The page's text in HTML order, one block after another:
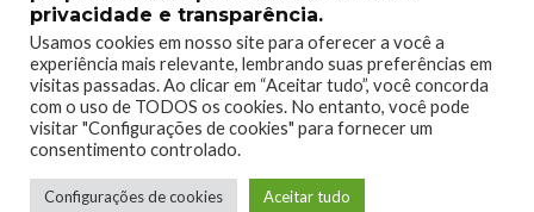
0 0
0
privacidade e transparência.
Usamos cookies em nosso site para oferecer a você a
experiência mais relevante, lembrando suas preferências em
visitas passadas. Ao clicar em “Aceitar tudo”, você concorda
com o uso de TODOS os cookies. No entanto, você pode
visitar "Configurações de cookies" para fornecer um
consentimento controlado.
Configurações de cookies Aceitar tudo